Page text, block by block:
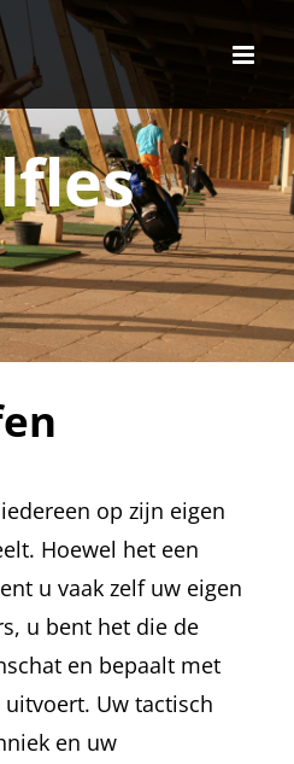
op zijn eigen
Hoewel het een
u vaak zelf uw eigen
u bent het die de
en bepaalt met
Uw tactisch
en uw